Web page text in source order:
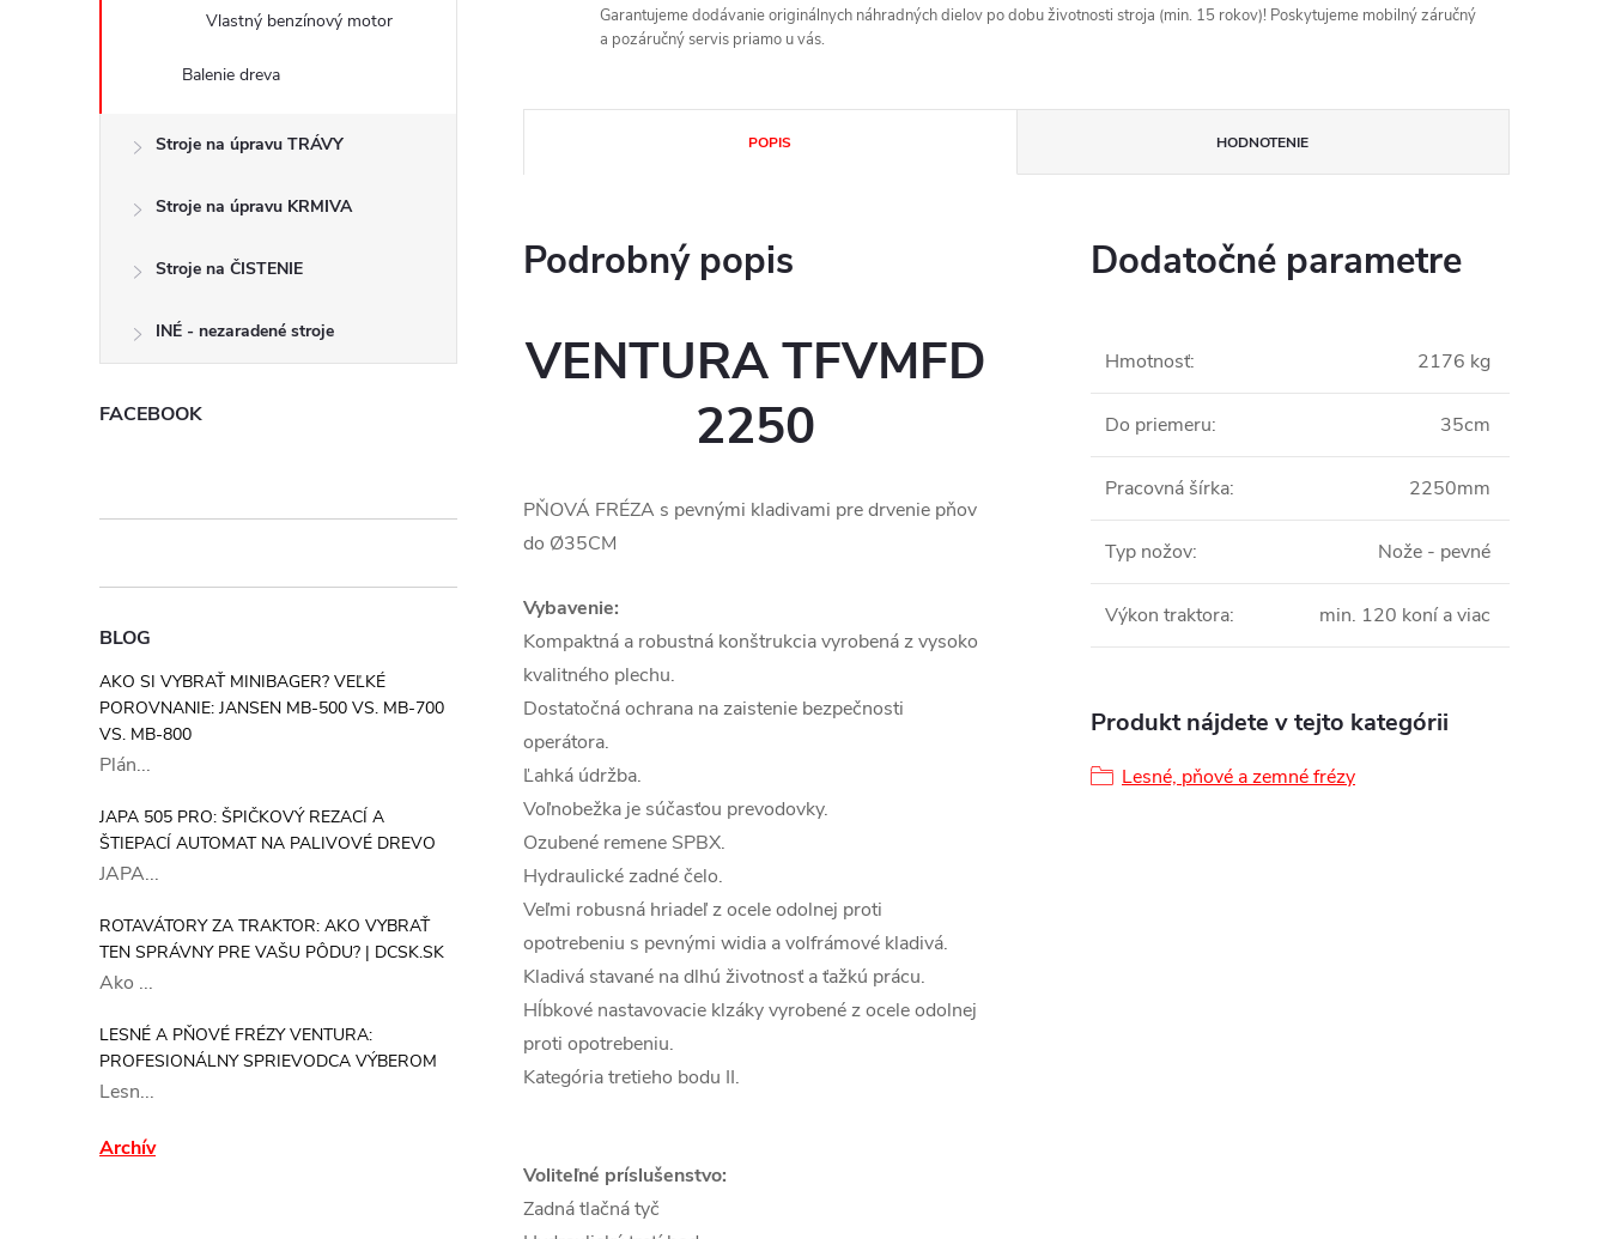
Vlastný benzínový motor
Balenie dreva
Stroje na úpravu TRÁVY
Stroje na úpravu KRMIVA
Stroje na ČISTENIE
INÉ - nezaradené stroje
FACEBOOK
BLOG
AKO SI VYBRAŤ MINIBAGER? VEĽKÉ
POROVNANIE: JANSEN MB-500 VS. MB-700
VS. MB-800
Plán...
JAPA 505 PRO: ŠPIČKOVÝ REZACÍ A
ŠTIEPACÍ AUTOMAT NA PALIVOVÉ DREVO
JAPA...
ROTAVÁTORY ZA TRAKTOR: AKO VYBRAŤ
TEN SPRÁVNY PRE VAŠU PÔDU? | DCSK.SK
Ako ...
LESNÉ A PŇOVÉ FRÉZY VENTURA:
PROFESIONÁLNY SPRIEVODCA VÝBEROM
Lesn...
Archív
Garantujeme dodávanie originálnych náhradných dielov po dobu životnosti stroja (min. 15 rokov)! Poskytujeme mobilný záručný
a pozáručný servis priamo u vás.
POPIS HODNOTENIE
Podrobný popis
VENTURA TFVMFD
2250
PŇOVÁ FRÉZA s pevnými kladivami pre drvenie pňov
do Ø35CM
Vybavenie:
Kompaktná a robustná konštrukcia vyrobená z vysoko
kvalitného plechu.
Dostatočná ochrana na zaistenie bezpečnosti
operátora.
Ľahká údržba.
Voľnobežka je súčasťou prevodovky.
Ozubené remene SPBX.
Hydraulické zadné čelo.
Veľmi robusná hriadeľ z ocele odolnej proti
opotrebeniu s pevnými widia a volfrámové kladivá.
Kladivá stavané na dlhú životnosť a ťažkú prácu.
Hĺbkové nastavovacie klzáky vyrobené z ocele odolnej
proti opotrebeniu.
Kategória tretieho bodu II.
Voliteľné príslušenstvo:
Zadná tlačná tyč
Dodatočné parametre
Hmotnosť: 2176 kg
Do priemeru: 35cm
Pracovná šírka: 2250mm
Typ nožov: Nože - pevné
Výkon traktora: min. 120 koní a viac
Produkt nájdete v tejto kategórii
Lesné, pňové a zemné frézy